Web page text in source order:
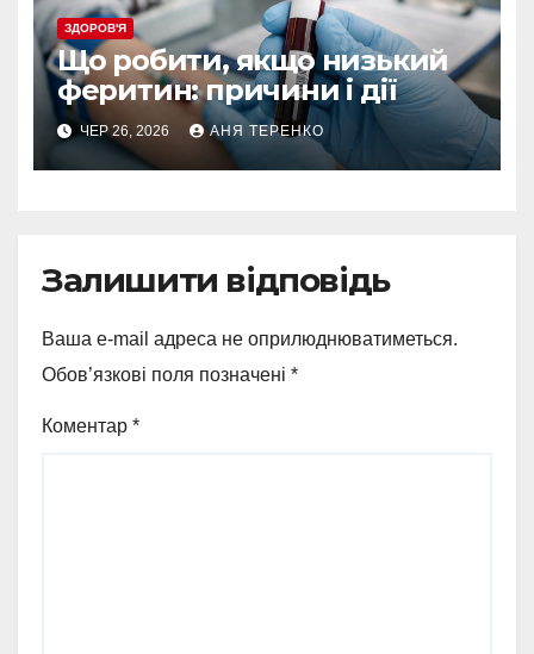
ЗДОРОВ'Я
Що робити, якщо низький
феритин: причини і дії
ЧЕР 26, 2026 АНЯ ТЕРЕНКО
Залишити відповідь
Ваша e-mail адреса не оприлюднюватиметься.
Обов’язкові поля позначені *
Коментар *